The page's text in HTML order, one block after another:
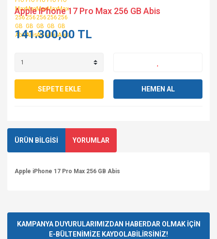
Apple iPhone 17 Pro Max 256 GB Abis
141.300,00 TL
SEPETE EKLE HEMEN AL
ÜRÜN BİLGİSİ YORUMLAR
Apple iPhone 17 Pro Max 256 GB Abis
KAMPANYA DUYURULARIMIZDAN HABERDAR OLMAK İÇİN
E-BÜLTENİMİZE KAYDOLABİLİRSİNİZ!